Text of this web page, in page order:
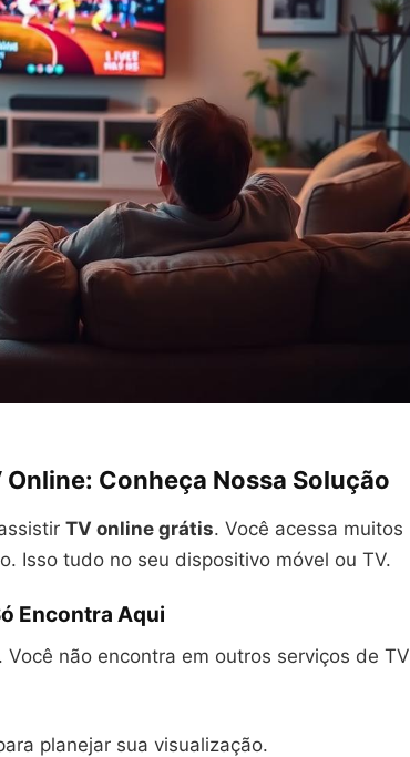
Conheça Nossa Solução
TV online grátis. Você acessa muitos
Isso tudo no seu dispositivo móvel ou TV.
Encontra Aqui
não encontra em outros serviços de TV
planejar sua visualização.